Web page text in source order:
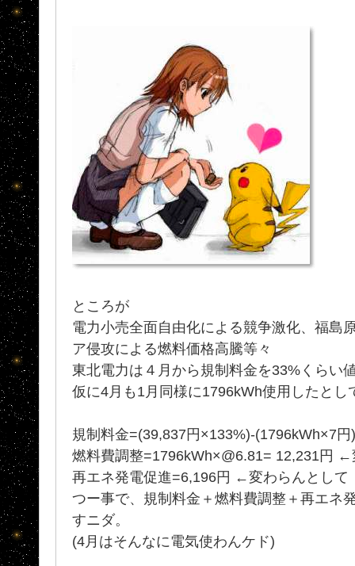
ところが
電力小売全面自由化による競争激化、福島
ア侵攻による燃料価格高騰等々
東北電力は４月から規制料金を33%くらい
仮に4月も1月同様に1796kWh使用したとし
規制料金=(39,837円×133%)-(1796kWh×7
燃料費調整=1796kWh×@6.81= 12,231円 ←
再エネ発電促進=6,196円 ←変わらんとして
つー事で、規制料金＋燃料費調整＋再エネ
すニダ。
(4月はそんなに電気使わんケド)